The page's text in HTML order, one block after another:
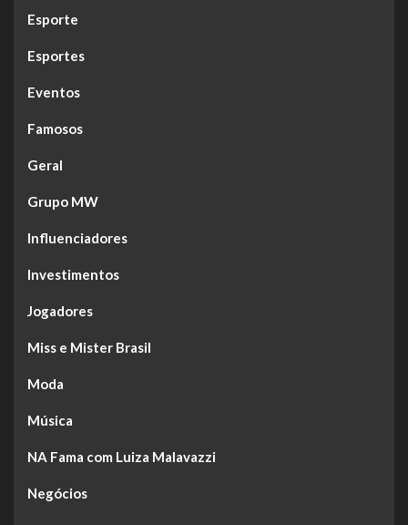
Esporte
Esportes
Eventos
Famosos
Geral
Grupo MW
Influenciadores
Investimentos
Jogadores
Miss e Mister Brasil
Moda
Música
NA Fama com Luiza Malavazzi
Negócios